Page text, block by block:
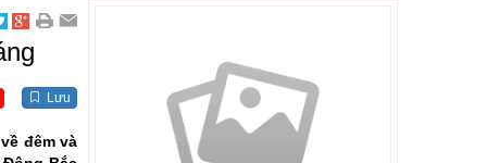
Lưu
đêm và